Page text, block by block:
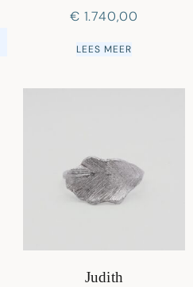
€ 1.740,00
LEES MEER
Judith